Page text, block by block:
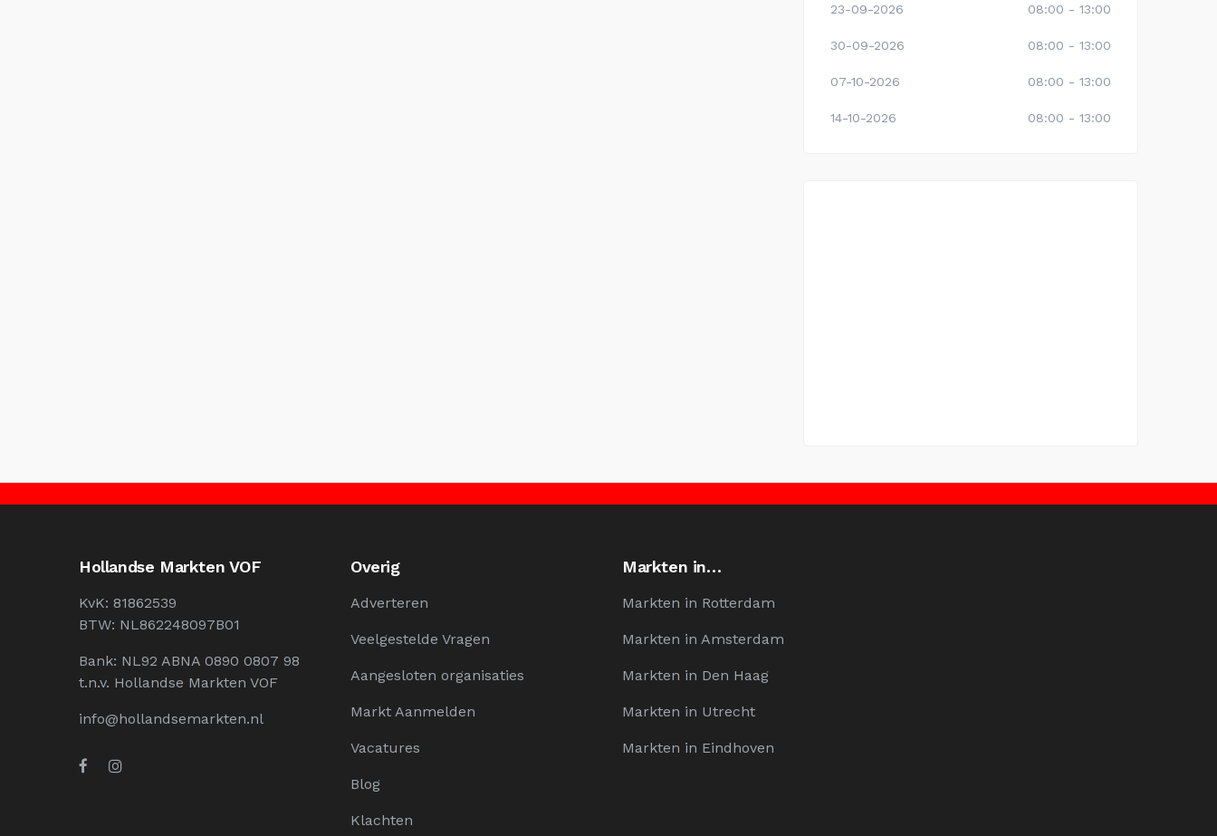
23-09-2026 08:00 - 13:00
30-09-2026 08:00 - 13:00
07-10-2026 08:00 - 13:00
14-10-2026 08:00 - 13:00
Hollandse Markten VOF
KvK: 81862539
BTW: NL862248097B01
Bank: NL92 ABNA 0890 0807 98
t.n.v. Hollandse Markten VOF
info@hollandsemarkten.nl
Overig
Adverteren
Veelgestelde Vragen
Aangesloten organisaties
Markt Aanmelden
Vacatures
Blog
Klachten
Markten in…
Markten in Rotterdam
Markten in Amsterdam
Markten in Den Haag
Markten in Utrecht
Markten in Eindhoven